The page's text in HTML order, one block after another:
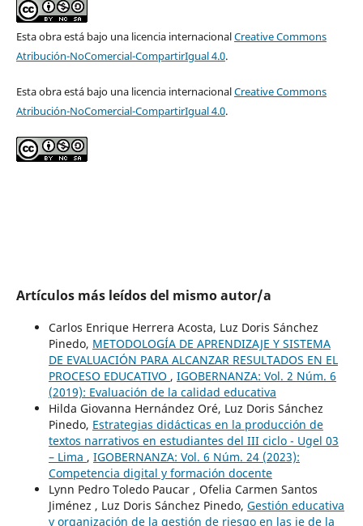
Esta obra está bajo una licencia internacionalCreative Commons
Atribución-NoComercial-CompartirIgual 4.0.
Esta obra está bajo una licencia internacionalCreative Commons
Atribución-NoComercial-CompartirIgual 4.0.
Artículos más leídos del mismo autor/a
Carlos Enrique Herrera Acosta, Luz Doris Sánchez
Pinedo, METODOLOGÍA DE APRENDIZAJE Y SISTEMA
DE EVALUACIÓN PARA ALCANZAR RESULTADOS EN EL
PROCESO EDUCATIVO , IGOBERNANZA: Vol. 2 Núm. 6
(2019): Evaluación de la calidad educativa
Hilda Giovanna Hernández Oré, Luz Doris Sánchez
Pinedo, Estrategias didácticas en la producción de
textos narrativos en estudiantes del III ciclo - Ugel 03
– Lima , IGOBERNANZA: Vol. 6 Núm. 24 (2023):
Competencia digital y formación docente
Lynn Pedro Toledo Paucar , Ofelia Carmen Santos
Jiménez , Luz Doris Sánchez Pinedo, Gestión educativa
y organización de la gestión de riesgo en las ie de la